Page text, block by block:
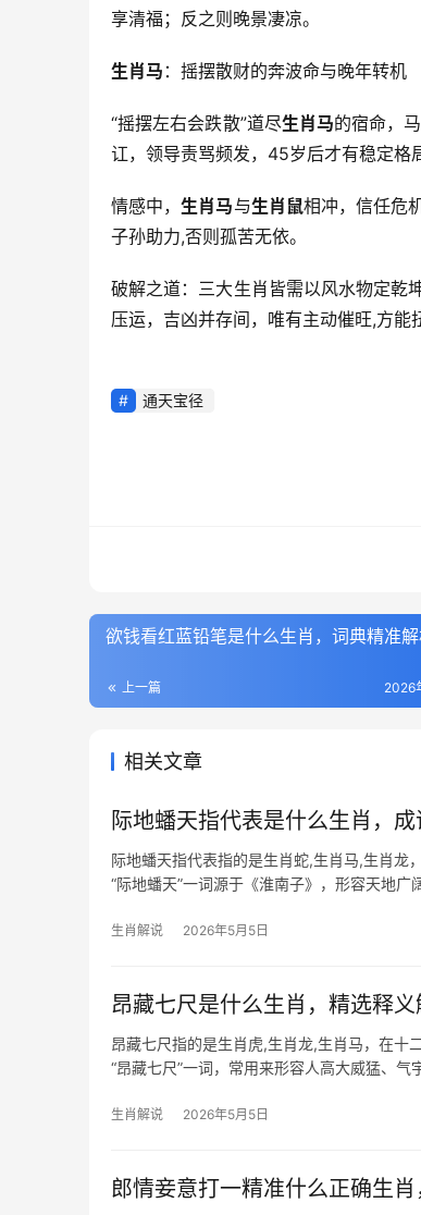
享清福；反之则晚景凄凉。
生肖马 ：摇摆散财的奔波命与晚年转机
“摇摆左右会跌散”道尽生肖马的宿命，
讧，领导责骂频发，45岁后才有稳定格
情感中，生肖马与生肖鼠相冲，信任危
子孙助力,否则孤苦无依。
破解之道：三大生肖皆需以风水物定乾坤
压运，吉凶并存间，唯有主动催旺,方能
通天宝径
欲钱看红蓝铅笔是什么生肖，词典精准
上一篇 2026
相关文章
际地蟠天指代表是什么生肖，
际地蟠天指代表指的是生肖蛇,生肖马,生肖龙
“际地蟠天”一词源于《淮南子》，形容天地
生肖解说 2026年5月5日
昂藏七尺是什么生肖，精选释义
昂藏七尺指的是生肖虎,生肖龙,生肖马，在十
“昂藏七尺”一词，常用来形容人高大威猛、
生肖解说 2026年5月5日
郎情妾意打一精准什么正确生